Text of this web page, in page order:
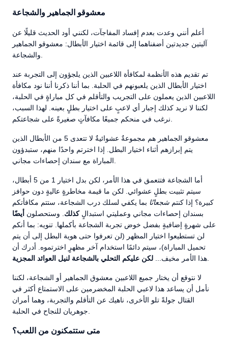
معشوقو الجماهير والشجاعة
أعلم أنني وعدت بعدم إفساد المفاجآت، لكنني أود الحديث قليلًا عن
آليتين جديدتين أضفناهما إلى قائمة اختيار الأبطال: معشوقو الجماهير
تم تقديم هذه الأنظمة لمكافأة اللاعبين الذين يلجؤون إلى التجربة عند
اختيار الأبطال الذين يلعبونهم في الحلبة. بما أننا ذكرنا أننا نود مكافأة
اللاعبين الذين يعملون على التجريب والتأقلم في كل مباراةٍ في الحلبة،
لكننا لا نريد كذلك إجبار أي لاعبٍ على اختيار بطلٍ بعينه. لهذا السبب،
معشوقو الجماهير هم مجموعةٌ عشوائيةٌ لا تتعدى 5 من الأبطال الذين
يتم إبرازهم أثناء اختيار البطل. إذا اخترتم واحدًا منهم، ستبدؤون
أما الشجاعة فتتعمق في هذا الأمر، لكن بدل اختيار 1 من 5 أبطال،
سيتم تثبيت بطلٍ عشوائي. لكن ما قيمة مخاطرةٍ عاليةٍ دون حوافز
كبيرة؟ إذا كنتم شجعانًا بما يكفي لسلك درب الشجاعة، ستتم مكافأتكم
بسندان إحصاءات مجاني وعمليتي استبدالٍكذلك . وستحصلون أيضًا
على شهرةٍ إضافيةٍ بفضل خوض تجربة الشجاعة بأكملها. تنويه: بما أنكم
لن تستطيعوا اختيار المظهر (لن تعرفوا حتى هوية البطل إلى أن يتم
تحميل المباراة)، سيتم دائمًا استخدام آخر مظهرٍ اخترتموه. أدرك أن
هذا الأمر مخيف... لكن عليكم التحلي بالشجاعة لنيل العوائد المجزية
لا نتوقع أن يختار جميع اللاعبين معشوق الجماهير أو الشجاعة، لكننا
نأمل أن يساعد هذا لاعبي الحلبة المخضرمين على الاستمتاع أكثر في
القتال جولةً تلو الأخرى، ناهيك عن التأقلم والتجربة، وهما أمران
متى ستتمكنون من اللعب؟